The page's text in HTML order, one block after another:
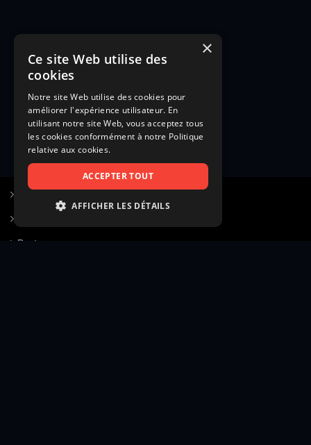
Poster une annonce
×
Ce site Web utilise des
cookies
Notre site Web utilise des cookies pour
améliorer l'expérience utilisateur. En
utilisant notre site Web, vous acceptez tous
les cookies conformément à notre Politique
relative aux cookies.
ACCEPTER TOUT
AFFICHER LES DÉTAILS